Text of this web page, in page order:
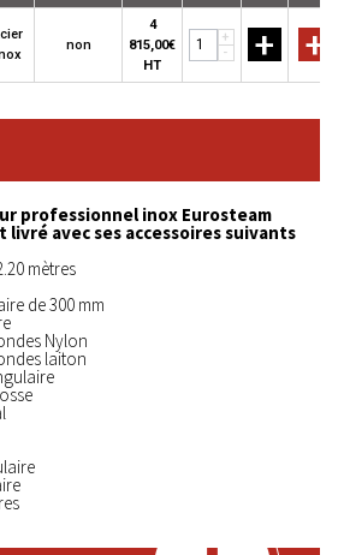
non
4
815,00€
HT
+
-
+ +
professionnel inox Eurosteam
livré avec ses accessoires suivants
mètres
de 300 mm
Nylon
laiton